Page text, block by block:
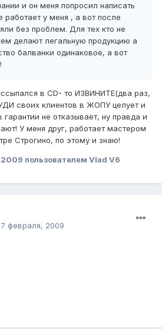
и он меня попросил написать
работает у меня , а вот после
без проблем. Для тех кто не
делают легальную продукцию а
балванки одинаковое, а вот
в CD- то ИЗВИНИТЕ(два раз,
своих клиентов в ЖОПУ целует и
не отказывает, ну правда и
У меня друг, работает мастером
Строгино, по этому и знаю!
2009 пользователем Vlad V6
февраля, 2009